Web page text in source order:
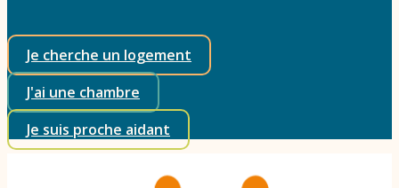
Je cherche un logement
J'ai une chambre
Je suis proche aidant